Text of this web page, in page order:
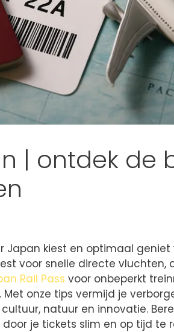
| ontdek de
kiest en optimaal geniet
voor snelle directe vluchten,
Rail Pass voor onbeperkt
onze tips vermijd je
natuur en innovatie.
je tickets slim en op tijd te